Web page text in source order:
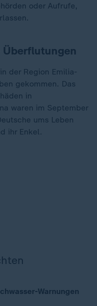
oder Aufrufe,
der Region Emilia-
gekommen. Das
in
waren im September
ums Leben
ihr Enkel.
Warnungen